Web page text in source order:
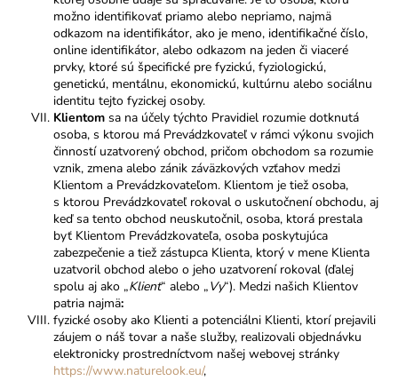
možno identifikovať priamo alebo nepriamo, najmä
odkazom na identifikátor, ako je meno, identifikačné číslo,
online identifikátor, alebo odkazom na jeden či viaceré
prvky, ktoré sú špecifické pre fyzickú, fyziologickú,
genetickú, mentálnu, ekonomickú, kultúrnu alebo sociálnu
identitu tejto fyzickej osoby.
Klientom sa na účely týchto Pravidiel rozumie dotknutá
osoba, s ktorou má Prevádzkovateľ v rámci výkonu svojich
činností uzatvorený obchod, pričom obchodom sa rozumie
vznik, zmena alebo zánik záväzkových vzťahov medzi
Klientom a Prevádzkovateľom. Klientom je tiež osoba,
s ktorou Prevádzkovateľ rokoval o uskutočnení obchodu, aj
keď sa tento obchod neuskutočnil, osoba, ktorá prestala
byť Klientom Prevádzkovateľa, osoba poskytujúca
zabezpečenie a tiež zástupca Klienta, ktorý v mene Klienta
uzatvoril obchod alebo o jeho uzatvorení rokoval (ďalej
spolu aj ako „Klient“ alebo „Vy“). Medzi našich Klientov
patria najmä:
fyzické osoby ako Klienti a potenciálni Klienti, ktorí prejavili
záujem o náš tovar a naše služby, realizovali objednávku
elektronicky prostredníctvom našej webovej stránky
https://www.naturelook.eu/,